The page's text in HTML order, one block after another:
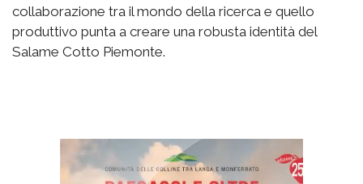
collaborazione tra il mondo della ricerca e quello
produttivo punta a creare una robusta identità del
Salame Cotto Piemonte.